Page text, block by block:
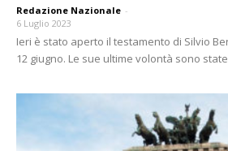
Redazione Nazionale -
6 Luglio 2023
Ieri è stato aperto il testamento di Silvio
12 giugno. Le sue ultime volontà sono